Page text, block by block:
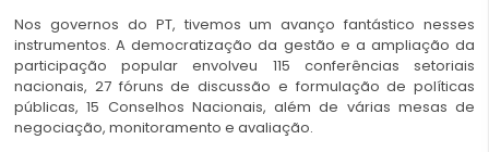
Nos governos do PT, tivemos um avanço fantástico nesses
instrumentos. A democratização da gestão e a ampliação da
participação popular envolveu 115 conferências setoriais
nacionais, 27 fóruns de discussão e formulação de políticas
públicas, 15 Conselhos Nacionais, além de várias mesas de
negociação, monitoramento e avaliação.